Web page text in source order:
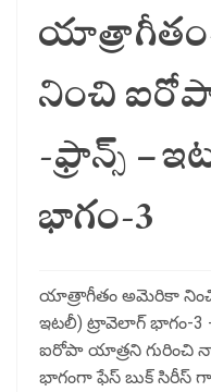
నించి
-ఫ్రాన్స్ –
భాగం-3
యాత్రాగీతం అమెరికా నించి
ఇటలీ) ట్రావెలాగ్ భాగం-
ఐరోపా యాత్రని గురించి
భాగంగా ఫేస్ బుక్ సిరీస్ గా